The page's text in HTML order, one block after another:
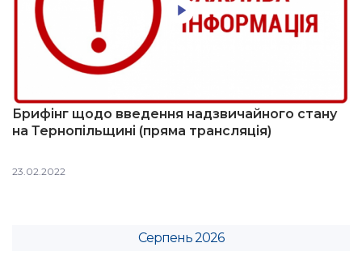
Брифінг щодо введення надзвичайного стану
на Тернопільщині (пряма трансляція)
23.02.2022
Серпень 2026